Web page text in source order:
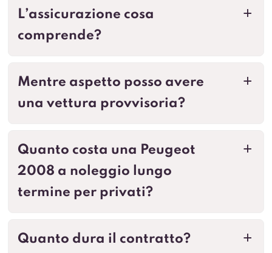
a
L’assicurazione cosa
comprende?
a
Mentre aspetto posso avere
una vettura provvisoria?
a
Quanto costa una Peugeot
2008 a noleggio lungo
termine per privati?
a
Quanto dura il contratto?